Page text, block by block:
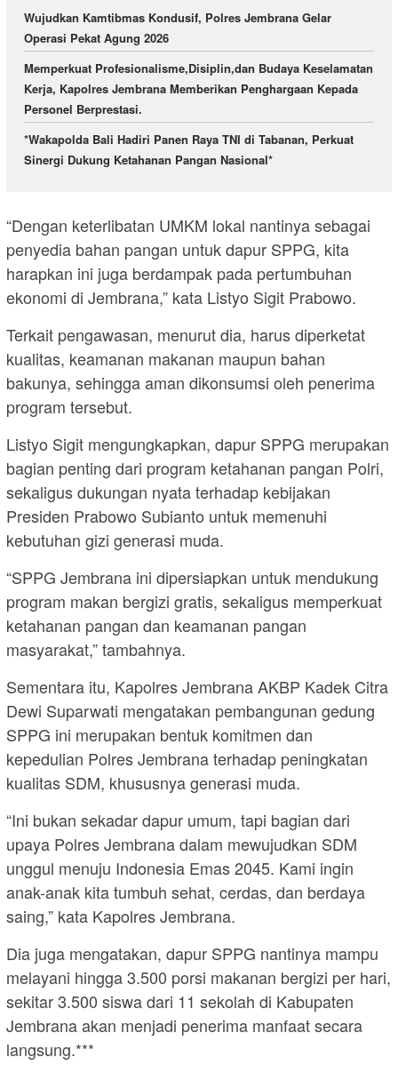
Wujudkan Kamtibmas Kondusif, Polres Jembrana Gelar
Operasi Pekat Agung 2026
Memperkuat Profesionalisme,Disiplin,dan Budaya Keselamatan
Kerja, Kapolres Jembrana Memberikan Penghargaan Kepada
Personel Berprestasi.
*Wakapolda Bali Hadiri Panen Raya TNI di Tabanan, Perkuat
Sinergi Dukung Ketahanan Pangan Nasional*
“Dengan keterlibatan UMKM lokal nantinya sebagai
penyedia bahan pangan untuk dapur SPPG, kita
harapkan ini juga berdampak pada pertumbuhan
ekonomi di Jembrana,” kata Listyo Sigit Prabowo.
Terkait pengawasan, menurut dia, harus diperketat
kualitas, keamanan makanan maupun bahan
bakunya, sehingga aman dikonsumsi oleh penerima
program tersebut.
Listyo Sigit mengungkapkan, dapur SPPG merupakan
bagian penting dari program ketahanan pangan Polri,
sekaligus dukungan nyata terhadap kebijakan
Presiden Prabowo Subianto untuk memenuhi
kebutuhan gizi generasi muda.
“SPPG Jembrana ini dipersiapkan untuk mendukung
program makan bergizi gratis, sekaligus memperkuat
ketahanan pangan dan keamanan pangan
masyarakat,” tambahnya.
Sementara itu, Kapolres Jembrana AKBP Kadek Citra
Dewi Suparwati mengatakan pembangunan gedung
SPPG ini merupakan bentuk komitmen dan
kepedulian Polres Jembrana terhadap peningkatan
kualitas SDM, khususnya generasi muda.
“Ini bukan sekadar dapur umum, tapi bagian dari
upaya Polres Jembrana dalam mewujudkan SDM
unggul menuju Indonesia Emas 2045. Kami ingin
anak-anak kita tumbuh sehat, cerdas, dan berdaya
saing,” kata Kapolres Jembrana.
Dia juga mengatakan, dapur SPPG nantinya mampu
melayani hingga 3.500 porsi makanan bergizi per hari,
sekitar 3.500 siswa dari 11 sekolah di Kabupaten
Jembrana akan menjadi penerima manfaat secara
langsung.***